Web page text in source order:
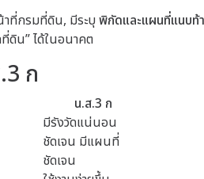
าที่กรมที่ดิน, มีระบุ พิกัดและแผนที่แนบท้
ดิน” ได้ในอนาคต
ก
น.ส.3 ก
มีรังวัดแน่นอน
ชัดเจน มีแผนที่
ชัดเจน